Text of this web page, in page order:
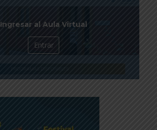
Ingresar al Aula Virtual
Entrar